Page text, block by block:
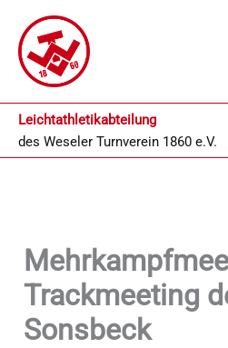
Inhalt
springen
Leichtathletikabteilung
des Weseler Turnverein 1860 e.V.
Trackmeeting
Sonsbeck